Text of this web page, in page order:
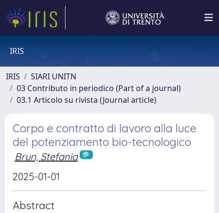
IRIS
IRIS
SIARI UNITN
03 Contributo in periodico (Part of a journal)
03.1 Articolo su rivista (Journal article)
Corpo e contratto di lavoro alla luce
del potenziamento bio-tecnologico
Brun, Stefania
2025-01-01
Abstract